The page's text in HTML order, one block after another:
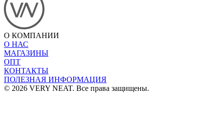
О КОМПАНИИ
О НАС
МАГАЗИНЫ
ОПТ
КОНТАКТЫ
ПОЛЕЗНАЯ ИНФОРМАЦИЯ
© 2026 VERY NEAT. Все права защищены.